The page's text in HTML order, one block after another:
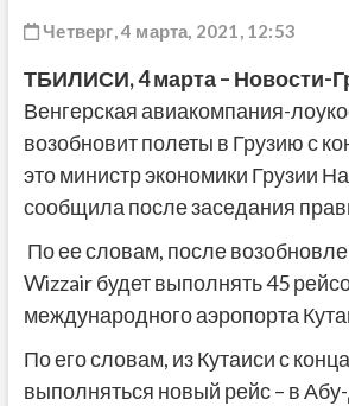
Четверг, 4 марта, 2021, 12:53
ТБИЛИСИ,4 марта– Новости-
Венгерская авиакомпания-
возобновит полеты в Грузию с
это министр экономики Грузии
сообщила после заседания
По ее словам, после
Wizzair будет выполнять 45
международного аэропорта
По его словам, из Кутаиси с
выполняться новый рейс – в